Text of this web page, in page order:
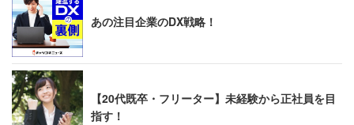
あの注目企業のDX戦略！
【20代既卒・フリーター】未経験から正社員を目
指す！